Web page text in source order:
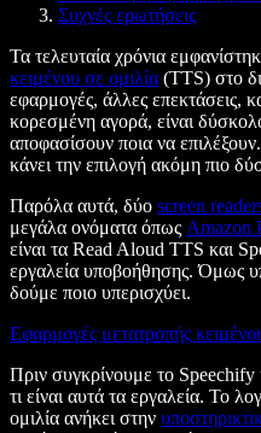
Συχνές ερωτήσεις
Τα τελευταία χρόνια
κειμένου σε ομιλία (TTS) στο
εφαρμογές, άλλες επεκτάσεις,
κορεσμένη αγορά, είναι
αποφασίσουν ποια να
κάνει την επιλογή ακόμη πιο
Παρόλα αυτά, δύο screen
μεγάλα ονόματα όπως Amazon
είναι τα Read Aloud TTS και
εργαλεία υποβοήθησης. Όμως
δούμε ποιο υπερισχύει.
Εφαρμογές μετατροπής
Πριν συγκρίνουμε το Speechify
τι είναι αυτά τα εργαλεία. Το
ομιλία ανήκει στην